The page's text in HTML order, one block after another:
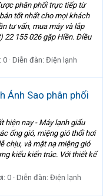
phân phối trực tiếp từ
tốt nhất cho mọi khách
tư vấn, mua máy và lắp
22 155 026 gặp Hiền. Điều
0 Diễn đàn: Điện lạnh
Ánh Sao phân phối
hiện nay - Máy lạnh giấu
ống gió, miệng gió thổi hơi
chịu, và mặt nạ miệng gió
kiểu kiến trúc. Với thiết kế
0 Diễn đàn: Điện lạnh